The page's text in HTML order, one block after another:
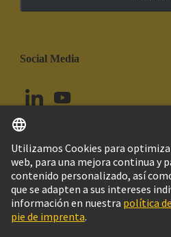
Social Media
Chile Español
© Grupo Tecnológico HARTING